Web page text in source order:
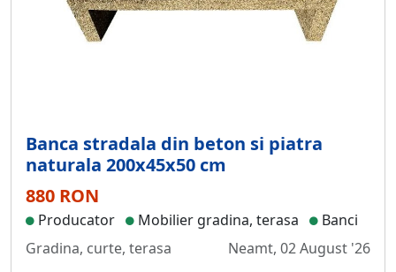
Banca stradala din beton si piatra
naturala 200x45x50 cm
880 RON
Producator Mobilier gradina, terasa
Banci
Gradina, curte, terasa
Neamt, 02 August '26